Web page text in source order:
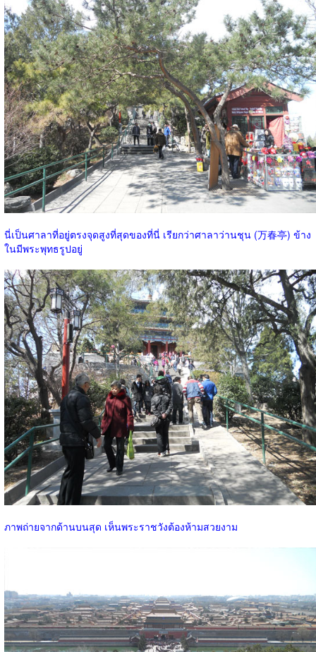
นี่เป็นศาลาที่อยู่ตรงจุดสูงที่สุดของที่นี่ เรียกว่าศาลาว่านชุน (万春亭) ข้าง
ในมีพระพุทธรูปอยู่
ภาพถ่ายจากด้านบนสุด เห็นพระราชวังต้องห้ามสวยงาม